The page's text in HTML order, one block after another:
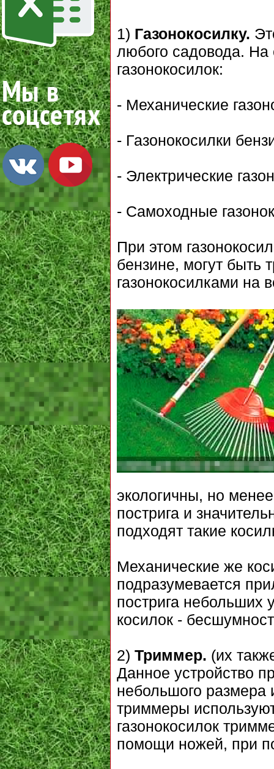
1) Газонокосилку.
любого садовода. На
газонокосилок:
- Механические
- Газонокосилки
- Электрические
- Самоходные
При этом
бензине, могут быть
газонокосилками на
экологичны, но
пострига и
подходят такие
Механические же
подразумевается
пострига небольших
косилок -
2) Триммер. (их
Данное устройство
небольшого размера
триммеры
газонокосилок
помощи ножей, при